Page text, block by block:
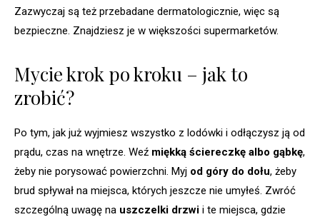
Zazwyczaj są też przebadane dermatologicznie, więc są
bezpieczne. Znajdziesz je w większości supermarketów.
Mycie krok po kroku – jak to
zrobić?
Po tym, jak już wyjmiesz wszystko z lodówki i odłączysz ją od
prądu, czas na wnętrze. Weź miękką ściereczkę albo gąbkę,
żeby nie porysować powierzchni. Myj od góry do dołu, żeby
brud spływał na miejsca, których jeszcze nie umyłeś. Zwróć
szczególną uwagę na uszczelki drzwi i te miejsca, gdzie